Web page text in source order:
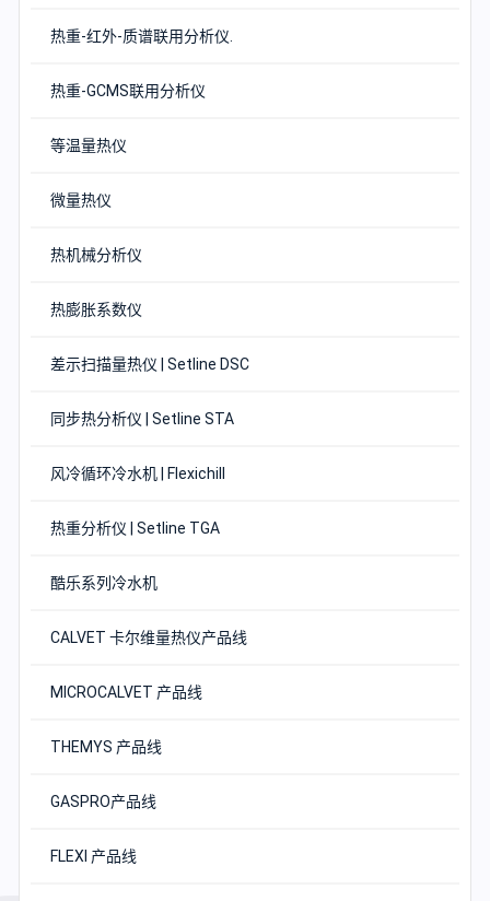
热重-红外-质谱联用分析仪.
热重-GCMS联用分析仪
等温量热仪
微量热仪
热机械分析仪
热膨胀系数仪
差示扫描量热仪 | Setline DSC
同步热分析仪 | Setline STA
风冷循环冷水机 | Flexichill
热重分析仪 | Setline TGA
酷乐系列冷水机
CALVET 卡尔维量热仪产品线
MICROCALVET 产品线
THEMYS 产品线
GASPRO产品线
FLEXI 产品线